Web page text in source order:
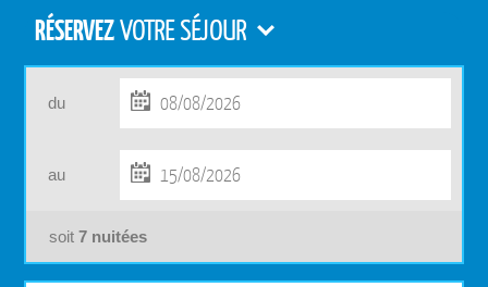
RÉSERVEZVOTRE SÉJOUR
du
au
soit7 nuitées